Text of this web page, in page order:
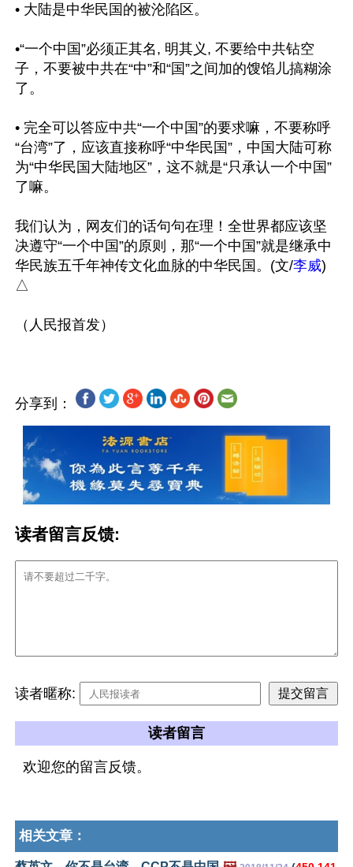
• 大陆是中华民国的被沦陷区。
•“一个中国”必须正其名, 明其义, 不要给中共钻空
子，不要被中共在“中”和“国”之间加的馊馅儿搞糊涂
了。
• 完全可以答应中共“一个中国”的要求嘛，不要称呼
“台湾”了，应该直接称呼“中华民国”，中国大陆可称
为“中华民国大陆地区”，这不就是“只承认一个中国”
了嘛。
我们认为，网友们的话句句在理！全世界都应该坚
决遵守“一个中国”的原则，那“一个中国”就是继承中
华民族五千年神传文化血脉的中华民国。(文/李威)
△
分享到：
读者留言反馈:
读者暱称:
读者留言
欢迎您的留言反馈。
相关文章：